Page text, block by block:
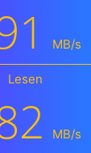
MB/s
Lesen
MB/s